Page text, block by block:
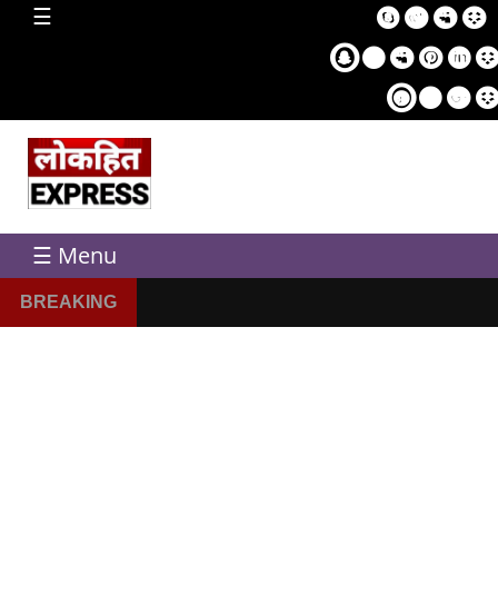
☰
home
☰ Menu
BREAKING